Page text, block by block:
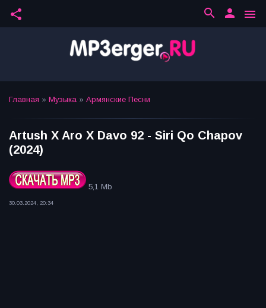
share menu
person
search
Главная » Музыка » Армянские Песни
Artush X Aro X Davo 92 - Siri Qo Chapov
(2024)
5,1 Mb
30.03.2024, 20:34